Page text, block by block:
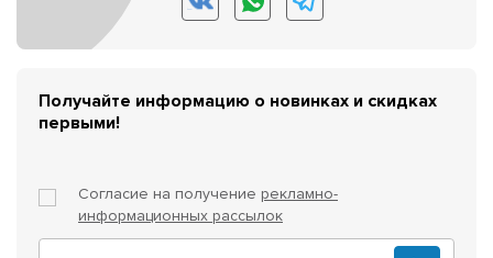
Получайте информацию о новинках и скидках
первыми!
Согласие на получение рекламно-
информационных рассылок